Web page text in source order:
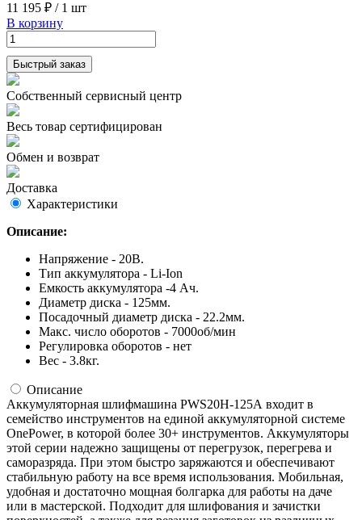
11 195 ₽ / 1 шт
В корзину
Быстрый заказ
Собственный сервисный центр
Весь товар сертифицирован
Обмен и возврат
Доставка
Характеристики
Описание:
Напряжение - 20В.
Тип аккумулятора - Li-Ion
Емкость аккумулятора -4 Ач.
Диаметр диска - 125мм.
Посадочный диаметр диска - 22.2мм.
Макс. число оборотов - 7000об/мин
Регулировка оборотов - нет
Вес - 3.8кг.
Описание
Аккумуляторная шлифмашина PWS20H-125А входит в
семейство инструментов на единой аккумуляторной системе
OnePower, в которой более 30+ инструментов. Аккумуляторы
этой серии надежно защищены от перегрузок, перегрева и
саморазряда. При этом быстро заряжаются и обеспечивают
стабильную работу на все время использования. Мобильная,
удобная и достаточно мощная болгарка для работы на даче
или в мастерской. Подходит для шлифования и зачистки